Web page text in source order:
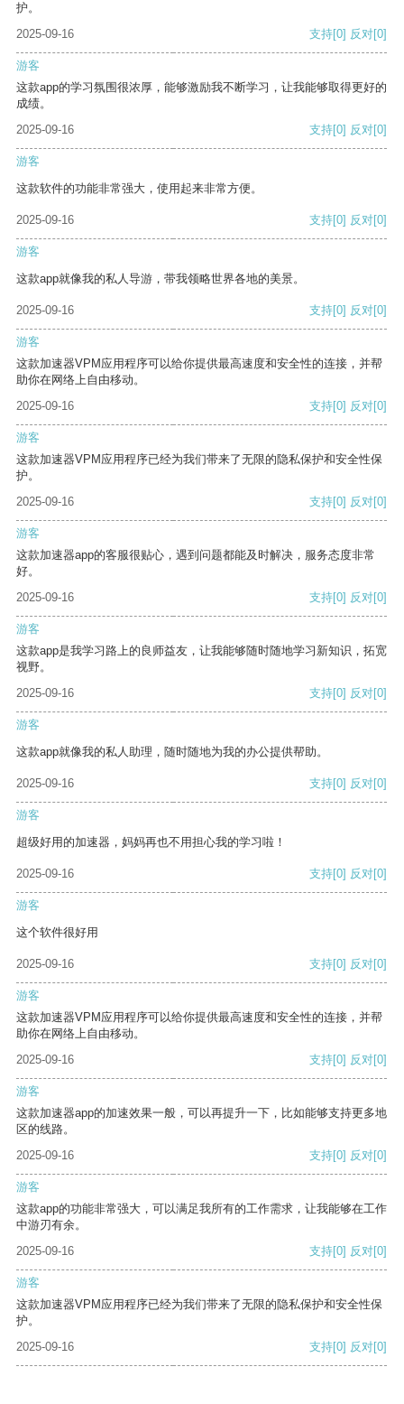
护。
2025-09-16
支持[0] 反对[0]
游客
这款app的学习氛围很浓厚，能够激励我不断学习，让我能够取得更好的
成绩。
2025-09-16
支持[0] 反对[0]
游客
这款软件的功能非常强大，使用起来非常方便。
2025-09-16 支持[0] 反对[0]
游客
这款app就像我的私人导游，带我领略世界各地的美景。
2025-09-16 支持[0] 反对[0]
游客
这款加速器VPM应用程序可以给你提供最高速度和安全性的连接，并帮
助你在网络上自由移动。
2025-09-16
支持[0] 反对[0]
游客
这款加速器VPM应用程序已经为我们带来了无限的隐私保护和安全性保
护。
2025-09-16
支持[0] 反对[0]
游客
这款加速器app的客服很贴心，遇到问题都能及时解决，服务态度非常
好。
2025-09-16
支持[0] 反对[0]
游客
这款app是我学习路上的良师益友，让我能够随时随地学习新知识，拓宽
视野。
2025-09-16
支持[0] 反对[0]
游客
这款app就像我的私人助理，随时随地为我的办公提供帮助。
2025-09-16 支持[0] 反对[0]
游客
超级好用的加速器，妈妈再也不用担心我的学习啦！
2025-09-16 支持[0] 反对[0]
游客
这个软件很好用
2025-09-16 支持[0] 反对[0]
游客
这款加速器VPM应用程序可以给你提供最高速度和安全性的连接，并帮
助你在网络上自由移动。
2025-09-16
支持[0] 反对[0]
游客
这款加速器app的加速效果一般，可以再提升一下，比如能够支持更多地
区的线路。
2025-09-16
支持[0] 反对[0]
游客
这款app的功能非常强大，可以满足我所有的工作需求，让我能够在工作
中游刃有余。
2025-09-16
支持[0] 反对[0]
游客
这款加速器VPM应用程序已经为我们带来了无限的隐私保护和安全性保
护。
2025-09-16
支持[0] 反对[0]